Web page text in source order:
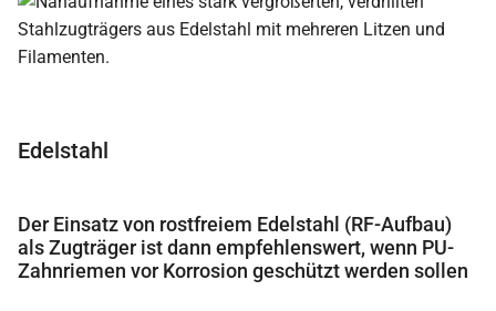
Edelstahl
Der Einsatz von rostfreiem Edelstahl (RF-Aufbau)
als Zugträger ist dann empfehlenswert, wenn PU-
Zahnriemen vor Korrosion geschützt werden sollen